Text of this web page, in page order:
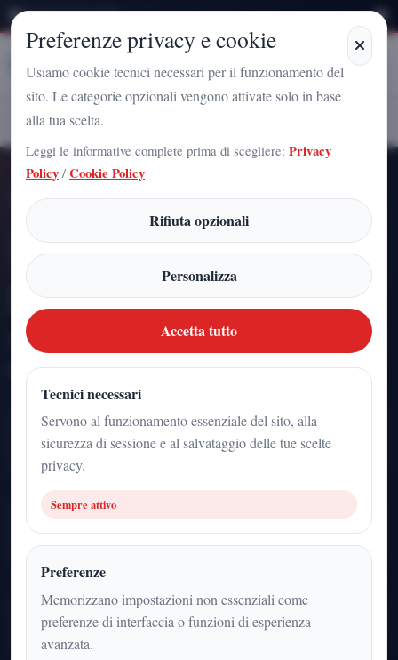
Venerdì 7 Agosto 2026
StampaCampania
Home Articoli
SEZIONE EDITORIALE
STORIA
Una sezione editoriale dedicata, costruita per raccogliere i pezzi
piu rilevanti su questo tema.
22 giugno 2026
ultimo aggiornamento
IT
lingua sezione
Preferenze privacy e cookie
Usiamo cookie tecnici necessari per il funzionamento del
sito. Le categorie opzionali vengono attivate solo in base
alla tua scelta.
Leggi le informative complete prima di scegliere: Privacy
Policy / Cookie Policy
Rifiuta opzionali
Personalizza
Accetta tutto
Tecnici necessari
Servono al funzionamento essenziale del sito, alla
sicurezza di sessione e al salvataggio delle tue scelte
privacy.
Sempre attivo
Preferenze
Memorizzano impostazioni non essenziali come
preferenze di interfaccia o funzioni di esperienza
avanzata.